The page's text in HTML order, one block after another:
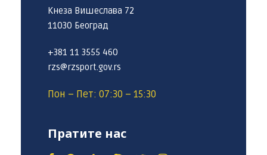
Кнеза Вишеслава 72
11030 Београд
+381 11 3555 460
rzs@rzsport.gov.rs
Пон – Пет: 07:30 – 15:30
Пратите нас